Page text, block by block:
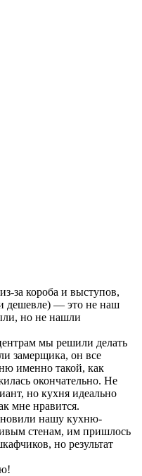
за короба и выступов,
дешевле) — это не наш
но не нашли
мы решили делать
замерщика, он все
именно такой, как
окончательно. Не
но кухня идеально
мне нравится.
нашу кухню-
стенам, им пришлось
но результат